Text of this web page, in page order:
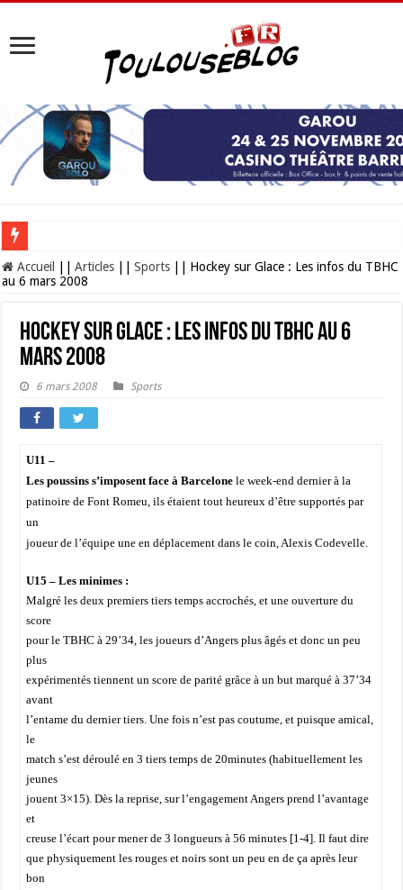
Les Nocturnes de la Cité de l’espace 2026 : l’événement incontournable de
Accueil Articles Sports
Hockey sur Glace : Les infos du TBHC
au 6 mars 2008
Hockey sur Glace : Les infos du TBHC au 6
mars 2008
6 mars 2008 Sports
U11 –
Les poussins s’imposent face à Barcelonele week-end dernier à la
patinoire de Font Romeu, ils étaient tout heureux d’être supportés par
un
joueur de l’équipe une en déplacement dans le coin, Alexis Codevelle.
U15 – Les minimes :
Malgré les deux premiers tiers temps accrochés, et une ouverture du
score
pour le TBHC à 29’34, les joueurs d’Angers plus âgés et donc un peu
plus
expérimentés tiennent un score de parité grâce à un but marqué à 37’34
avant
l’entame du dernier tiers. Une fois n’est pas coutume, et puisque amical,
le
match s’est déroulé en 3 tiers temps de 20minutes (habituellement les
jeunes
jouent 3×15). Dès la reprise, sur l’engagement Angers prend l’avantage
et
creuse l’écart pour mener de 3 longueurs à 56 minutes [1-4]. Il faut dire
que physiquement les rouges et noirs sont un peu en de ça après leur
bon